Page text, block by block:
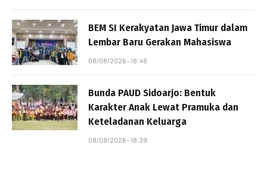
BEM SI Kerakyatan Jawa Timur dalam
Lembar Baru Gerakan Mahasiswa
08/08/2026 - 18:48
Bunda PAUD Sidoarjo: Bentuk
Karakter Anak Lewat Pramuka dan
Keteladanan Keluarga
08/08/2026 - 18:39